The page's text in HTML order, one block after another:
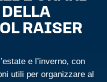
RAISER
e l’inverno, con
utili per organizzare al